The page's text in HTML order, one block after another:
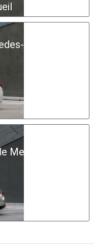
Benz Classe A
Mercedes-Benz